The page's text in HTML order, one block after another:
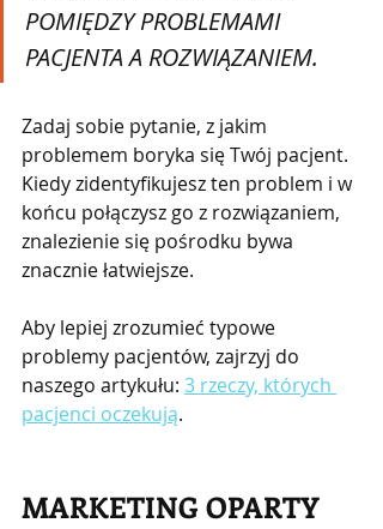
POMIĘDZY PROBLEMAMI
PACJENTA A ROZWIĄZANIEM.
Zadaj sobie pytanie, z jakim
problemem boryka się Twój pacjent.
Kiedy zidentyfikujesz ten problem i w
końcu połączysz go z rozwiązaniem,
znalezienie się pośrodku bywa
znacznie łatwiejsze.
Aby lepiej zrozumieć typowe
problemy pacjentów, zajrzyj do
naszego artykułu: 3 rzeczy, których
pacjenci oczekują.
MARKETING OPARTY